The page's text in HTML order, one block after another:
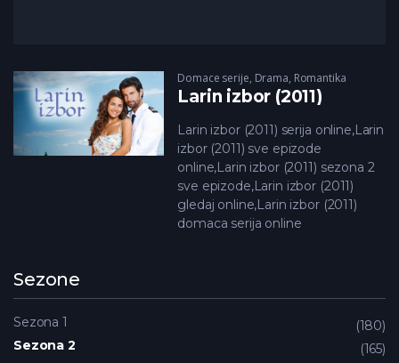
Domace serije, Drama, Romantika
Larin izbor (2011)
Larin izbor (2011) serija online,Larin
izbor (2011) sve epizode
online,Larin izbor (2011) sezona 2
sve epizode,Larin izbor (2011)
gledaj online,Larin izbor (2011)
domaca serija online
Sezone
Sezona 1
180
Sezona 2
165